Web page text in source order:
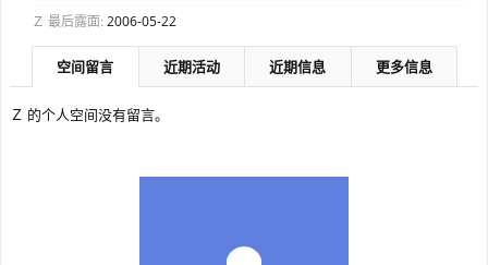
Ｚ 最后露面: 2006-05-22
空间留言 近期活动 近期信息 更多信息
Ｚ 的个人空间没有留言。